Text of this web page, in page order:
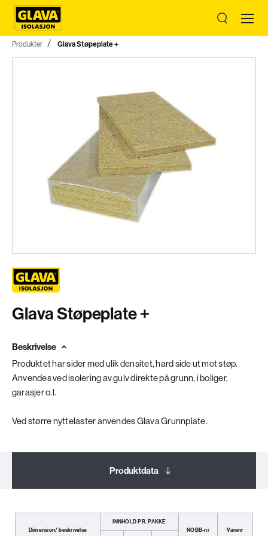
Produkter Glava Støpeplate +
Glava Støpeplate +
Beskrivelse
Produktet har sider med ulik densitet, hard side ut mot støp.
Anvendes ved isolering av gulv direkte på grunn, i boliger,
garasjer o.l.
Ved større nyttelaster anvendes Glava Grunnplate.
Produktdata
Dimension/ beskrivelse
INNHOLD PR. PAKKE
NOBB-nr
Varenr